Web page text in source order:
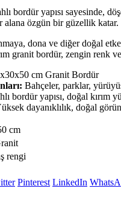
bordür yapısı sayesinde,
alana özgün bir güzellik katar.
dona ve diğer doğal
granit bordür, zengin renk
cm Granit Bordür
Bahçeler, parklar,
bordür yapısı, doğal kırım
dayanıklılık, doğal
cm
rengi
Pinterest LinkedIn